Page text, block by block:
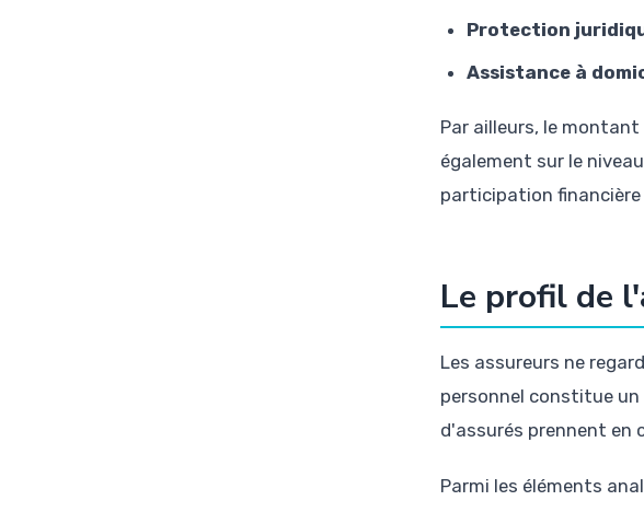
Protection
Assistance à
Par ailleurs, le montant
également sur le
participation
Le profil de
Les assureurs ne
personnel constitue un
d'assurés prennent en
Parmi les éléments